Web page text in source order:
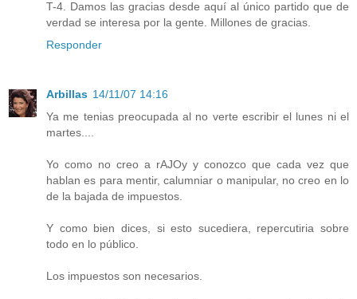
T-4. Damos las gracias desde aquí al único partido que de
verdad se interesa por la gente. Millones de gracias.
Responder
Arbillas 14/11/07 14:16
Ya me tenias preocupada al no verte escribir el lunes ni el
martes....
Yo como no creo a rAJOy y conozco que cada vez que
hablan es para mentir, calumniar o manipular, no creo en lo
de la bajada de impuestos.
Y como bien dices, si esto sucediera, repercutiria sobre
todo en lo público.
Los impuestos son necesarios.